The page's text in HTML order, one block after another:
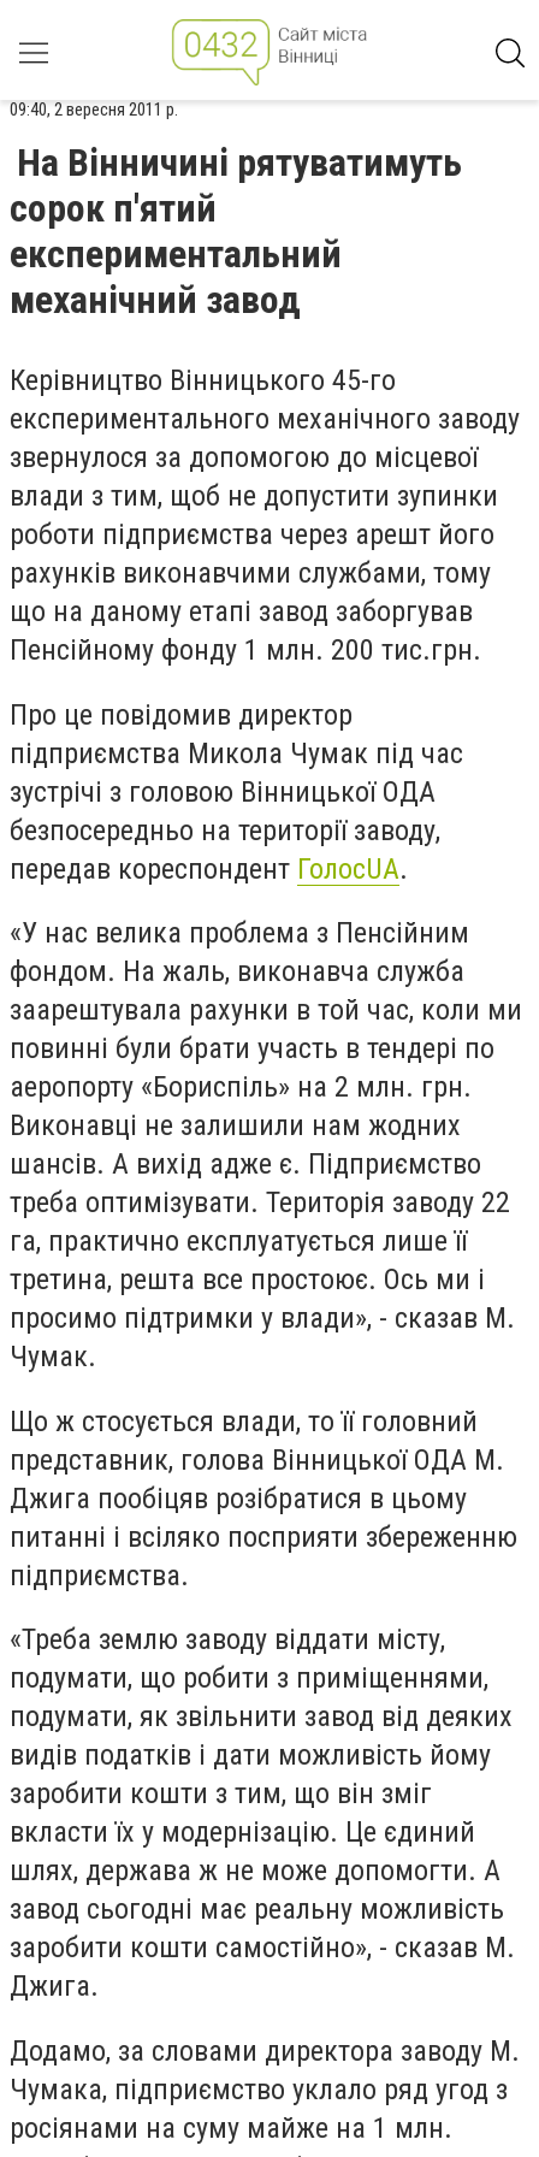
09:40, 2 вересня 2011 р.
На Вінничині рятуватимуть
сорок п'ятий
експериментальний
механічний завод
Керівництво Вінницького 45-го
експериментального механічного заводу
звернулося за допомогою до місцевої
влади з тим, щоб не допустити зупинки
роботи підприємства через арешт його
рахунків виконавчими службами, тому
що на даному етапі завод заборгував
Пенсійному фонду 1 млн. 200 тис.грн.
Про це повідомив директор
підприємства Микола Чумак під час
зустрічі з головою Вінницької ОДА
безпосередньо на території заводу,
передав кореспондент ГолосUA.
«У нас велика проблема з Пенсійним
фондом. На жаль, виконавча служба
заарештувала рахунки в той час, коли ми
повинні були брати участь в тендері по
аеропорту «Бориспіль» на 2 млн. грн.
Виконавці не залишили нам жодних
шансів. А вихід адже є. Підприємство
треба оптимізувати. Територія заводу 22
га, практично експлуатується лише її
третина, решта все простоює. Ось ми і
просимо підтримки у влади», - сказав М.
Чумак.
Що ж стосується влади, то її головний
представник, голова Вінницької ОДА М.
Джига пообіцяв розібратися в цьому
питанні і всіляко посприяти збереженню
підприємства.
«Треба землю заводу віддати місту,
подумати, що робити з приміщеннями,
подумати, як звільнити завод від деяких
видів податків і дати можливість йому
заробити кошти з тим, що він зміг
вкласти їх у модернізацію. Це єдиний
шлях, держава ж не може допомогти. А
завод сьогодні має реальну можливість
заробити кошти самостійно», - сказав М.
Джига.
Додамо, за словами директора заводу М.
Чумака, підприємство уклало ряд угод з
росіянами на суму майже на 1 млн.